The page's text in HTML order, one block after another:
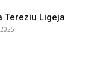
Tereziu Ligeja